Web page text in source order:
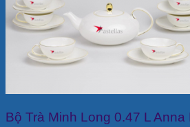
Bộ Trà Minh Long 0.47 L Anna